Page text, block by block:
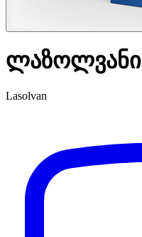
ლაზოლვანი
Lasolvan